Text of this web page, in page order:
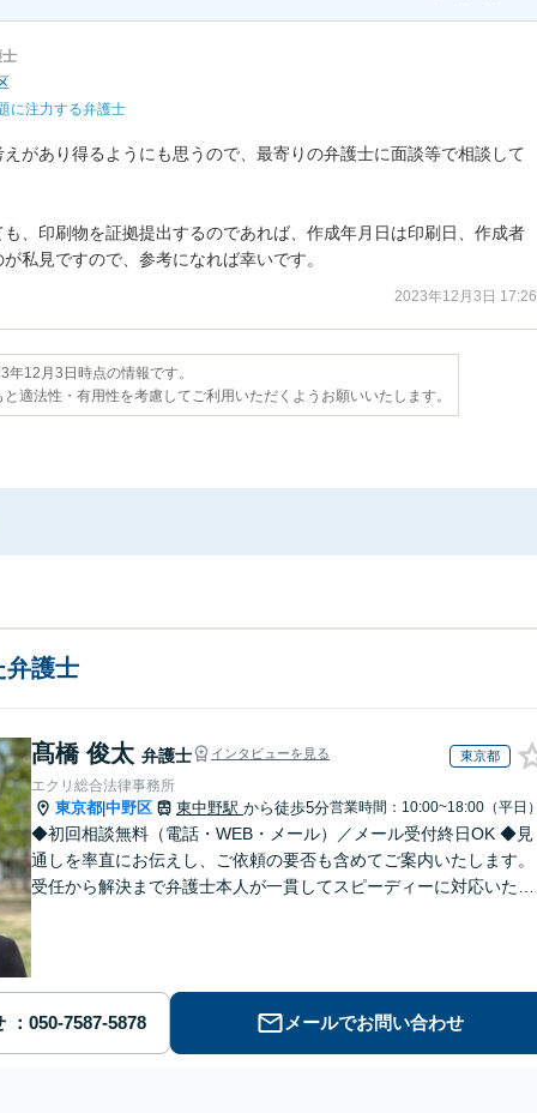
に注力する弁護士
があり得るようにも思うので、最寄りの弁護士に面談等で相談して
、印刷物を証拠提出するのであれば、作成年月日は印刷日、作成者
私見ですので、参考になれば幸いです。
2023年12月3日 17:26
年12月3日時点の情報です。
と適法性・有用性を考慮してご利用いただくようお願いいたします。
弁護士
髙橋 俊太 弁護士 インタビューを見る 東京都
エクリ総合法律事務所
東京都 中野区 東中野駅 から徒歩5分営業時間：10:00~18:00（平日）
◆初回相談無料（電話・WEB・メール）／メール受付終日OK ◆見
通しを率直にお伝えし、ご依頼の要否も含めてご案内いたします。
受任から解決まで弁護士本人が一貫してスピーディーに対応いたし
メールでお問い合わせ